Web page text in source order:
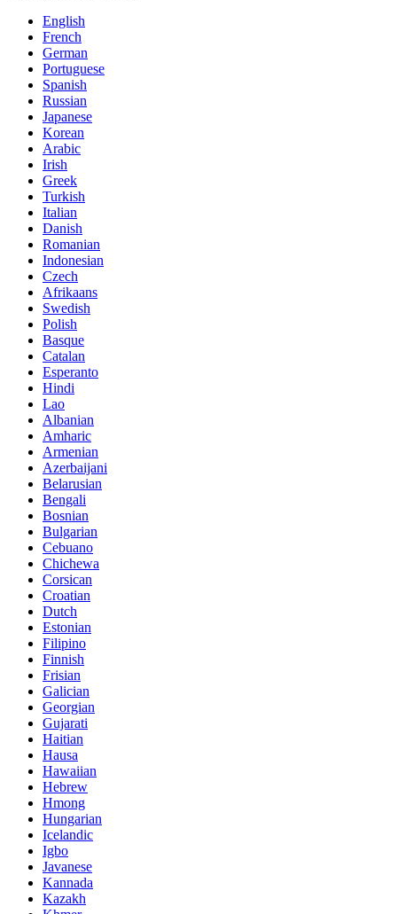
English
French
German
Portuguese
Spanish
Russian
Japanese
Korean
Arabic
Irish
Greek
Turkish
Italian
Danish
Romanian
Indonesian
Czech
Afrikaans
Swedish
Polish
Basque
Catalan
Esperanto
Hindi
Lao
Albanian
Amharic
Armenian
Azerbaijani
Belarusian
Bengali
Bosnian
Bulgarian
Cebuano
Chichewa
Corsican
Croatian
Dutch
Estonian
Filipino
Finnish
Frisian
Galician
Georgian
Gujarati
Haitian
Hausa
Hawaiian
Hebrew
Hmong
Hungarian
Icelandic
Igbo
Javanese
Kannada
Kazakh